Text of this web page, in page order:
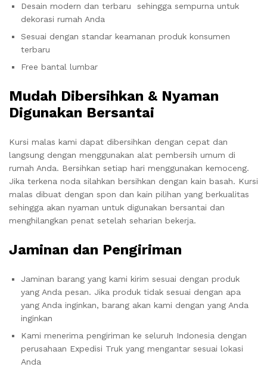
Desain modern dan terbaru sehingga sempurna untuk
dekorasi rumah Anda
Sesuai dengan standar keamanan produk konsumen
terbaru
Free bantal lumbar
Mudah Dibersihkan & Nyaman
Digunakan Bersantai
Kursi malas kami dapat dibersihkan dengan cepat dan
langsung dengan menggunakan alat pembersih umum di
rumah Anda. Bersihkan setiap hari menggunakan kemoceng.
Jika terkena noda silahkan bersihkan dengan kain basah. Kursi
malas dibuat dengan spon dan kain pilihan yang berkualitas
sehingga akan nyaman untuk digunakan bersantai dan
menghilangkan penat setelah seharian bekerja.
Jaminan dan Pengiriman
Jaminan barang yang kami kirim sesuai dengan produk
yang Anda pesan. Jika produk tidak sesuai dengan apa
yang Anda inginkan, barang akan kami dengan yang Anda
inginkan
Kami menerima pengiriman ke seluruh Indonesia dengan
perusahaan Expedisi Truk yang mengantar sesuai lokasi
Anda